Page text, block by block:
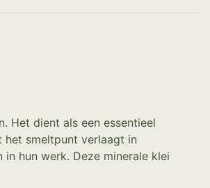
Het dient als een essentieel
het smeltpunt verlaagt in
hun werk. Deze minerale klei